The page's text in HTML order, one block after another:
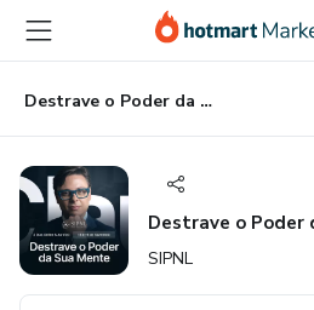
para
conteúdo
principal
para
pagamento
para
rodapé
Destrave o Poder da Sua Mente
Destrave o Poder
SIPNL